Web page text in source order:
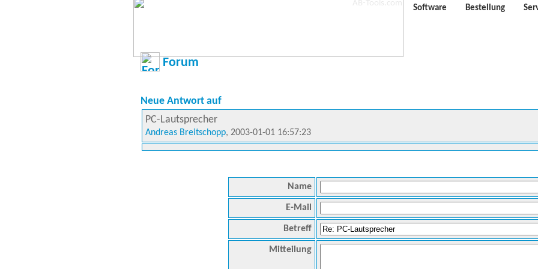
Software Bestellung
Forum
Neue Antwort auf
PC-Lautsprecher
Andreas Breitschopp, 2003-01-01 16:57:23
Name
E-Mail
Betreff
Mitteilung